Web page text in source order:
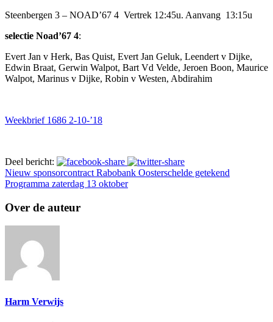
Steenbergen 3 – NOAD’67 4 Vertrek 12:45u. Aanvang 13:15u
selectie Noad’67 4:
Evert Jan v Herk, Bas Quist, Evert Jan Geluk, Leendert v Dijke,
Edwin Braat, Gerwin Walpot, Bart Vd Velde, Jeroen Boon, Maurice
Walpot, Marinus v Dijke, Robin v Westen, Abdirahim
Weekbrief 1686 2-10-’18
Deel bericht:
Nieuw sponsorcontract Rabobank Oosterschelde getekend
Programma zaterdag 13 oktober
Over de auteur
Harm Verwijs